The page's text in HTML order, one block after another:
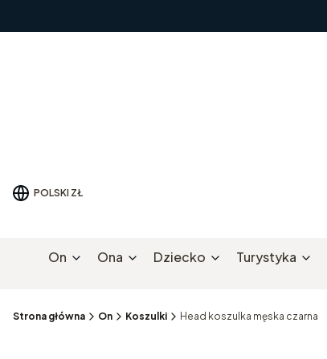
POLSKI ZŁ
On Ona Dziecko Turystyka
Strona główna On Koszulki Head koszulka męska czarna